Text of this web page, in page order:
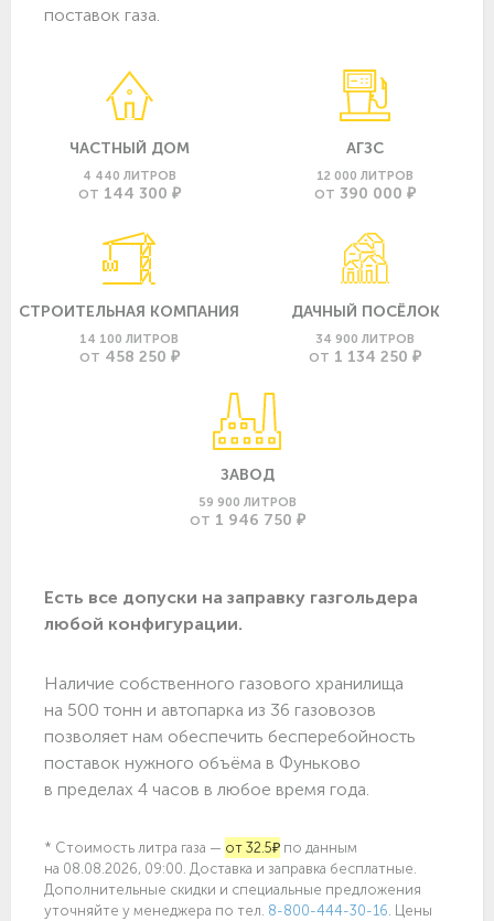
поставок газа.
ЧАСТНЫЙ ДОМ
4 440 ЛИТРОВ
ОТ 144 300 ₽
АГЗС
12 000 ЛИТРОВ
ОТ 390 000 ₽
СТРОИТЕЛЬНАЯ КОМПАНИЯ
14 100 ЛИТРОВ
ОТ 458 250 ₽
ДАЧНЫЙ ПОСЁЛОК
34 900 ЛИТРОВ
ОТ 1 134 250 ₽
ЗАВОД
59 900 ЛИТРОВ
ОТ 1 946 750 ₽
Есть все допуски нa заправку газгольдера
любой конфигурации.
Наличие собственного газового хранилища
на 500 тонн и автопарка из 36 газовозов
позволяет нам обеспечить бесперебойность
поставок нужного объёма в Фуньково
в пределах 4 часов в любое время года.
* Стоимость литра газа — от 32.5₽ по данным
на 08.08.2026, 09:00. Доставка и заправка бесплатные.
Дополнительные скидки и специальные предложения
уточняйте у менеджера по тел. 8-800-444-30-16 . Цены